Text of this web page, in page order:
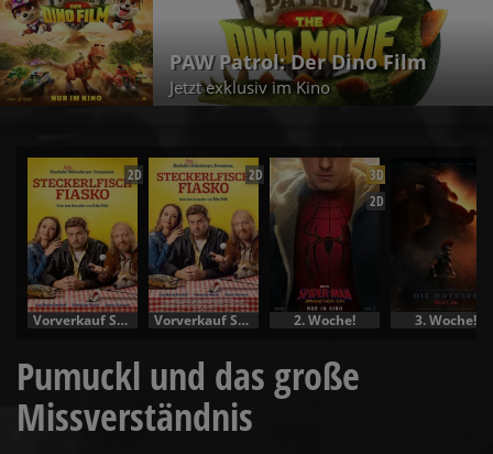
PAW Patrol: Der Dino Film
Jetzt exklusiv im Kino
2D
Vorverkauf Specials
2D
Vorverkauf Specials
3D
2D
2. Woche! 3. Woche!
Pumuckl und das große
Missverständnis